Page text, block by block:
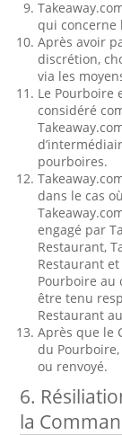
qui concerne
Après avoir
discrétion,
via les
Le Pourboire
considéré
pourboires.
dans le cas
engagé par
Restaurant,
Restaurant
Pourboire au
être tenu
Restaurant
Après que le
du
ou renvoyé.
6.
la